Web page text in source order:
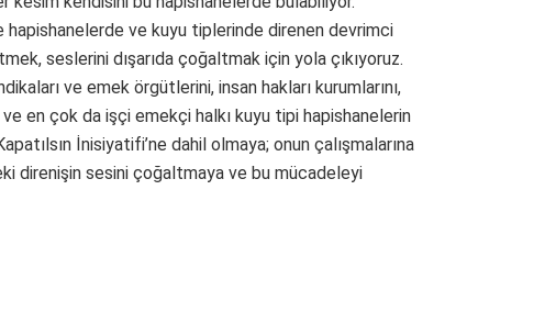
hapishanelerde ve kuyu tiplerinde direnen devrimci
seslerini dışarıda çoğaltmak için yola çıkıyoruz.
ve emek örgütlerini, insan hakları kurumlarını,
en çok da işçi emekçi halkı kuyu tipi hapishanelerin
İnisiyatifi’ne dahil olmaya; onun çalışmalarına
direnişin sesini çoğaltmaya ve bu mücadeleyi